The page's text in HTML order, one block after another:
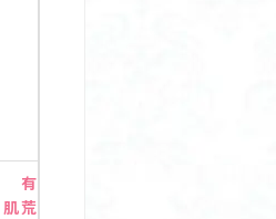
有効成分配合で
肌荒れもケアできる